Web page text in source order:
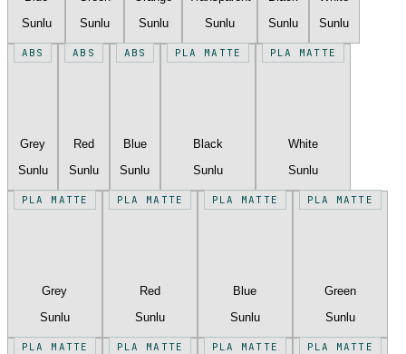
Sunlu
Sunlu
Sunlu
Sunlu
Sunlu
Sunlu
ABS
Grey
Sunlu
ABS
Red
Sunlu
ABS
Blue
Sunlu
PLA MATTE
Black
Sunlu
PLA MATTE
White
Sunlu
PLA MATTE
Grey
Sunlu
PLA MATTE
Red
Sunlu
PLA MATTE
Blue
Sunlu
PLA MATTE
Green
Sunlu
PLA MATTE PLA MATTE PLA MATTE PLA MATTE